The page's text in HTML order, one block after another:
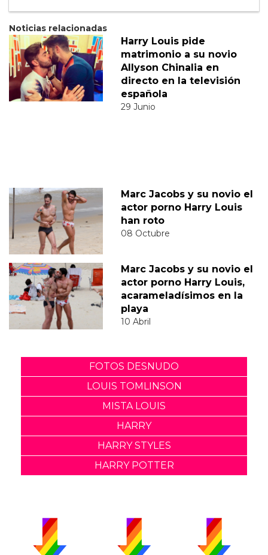
Noticias relacionadas
Harry Louis pide
matrimonio a su novio
Allyson Chinalia en
directo en la televisión
española
29 Junio
Marc Jacobs y su novio el
actor porno Harry Louis
han roto
08 Octubre
Marc Jacobs y su novio el
actor porno Harry Louis,
acarameladísimos en la
playa
10 Abril
FOTOS DESNUDO
LOUIS TOMLINSON
MISTA LOUIS
HARRY
HARRY STYLES
HARRY POTTER